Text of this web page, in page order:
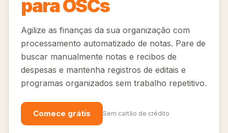
para OSCs
Agilize as finanças da sua organização com
processamento automatizado de notas. Pare de
buscar manualmente notas e recibos de
despesas e mantenha registros de editais e
programas organizados sem trabalho repetitivo.
Comece grátis Sem cartão de crédito